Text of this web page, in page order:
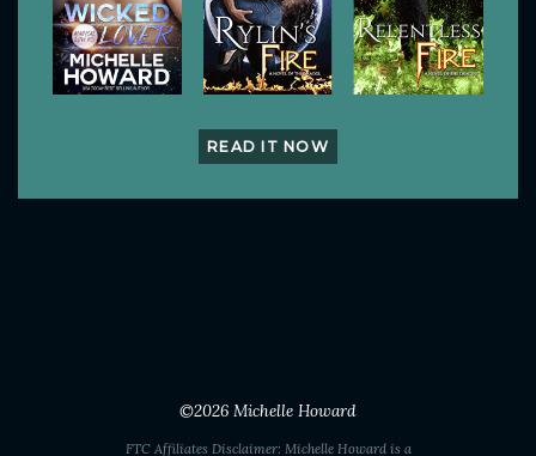
READ IT NOW
©2026 Michelle Howard
FTC Affiliates Disclaimer: Michelle Howard is a